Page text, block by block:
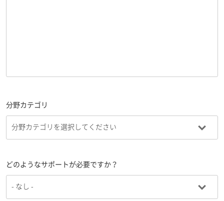
分野カテゴリ
どのようなサポートが必要ですか？